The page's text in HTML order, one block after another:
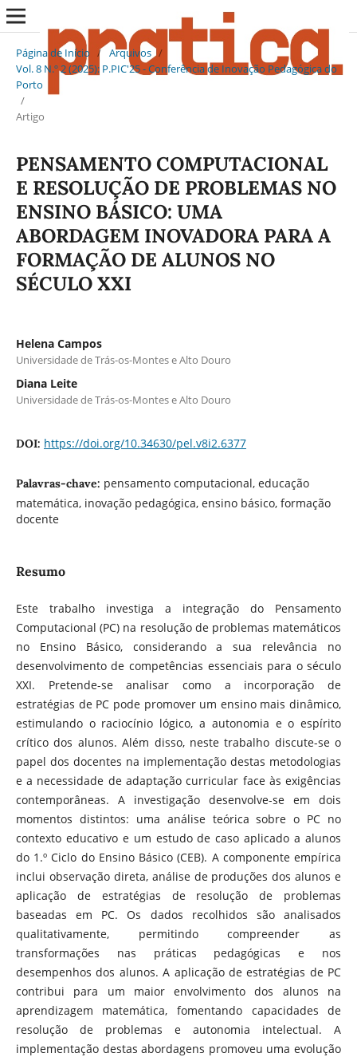
Página de Início / Arquivos /
Vol. 8 N.º 2 (2025): P.PIC'25 - Conferência de Inovação Pedagógica do
Porto
/
Artigo
PENSAMENTO COMPUTACIONAL
E RESOLUÇÃO DE PROBLEMAS NO
ENSINO BÁSICO: UMA
ABORDAGEM INOVADORA PARA A
FORMAÇÃO DE ALUNOS NO
SÉCULO XXI
Helena Campos
Universidade de Trás-os-Montes e Alto Douro
Diana Leite
Universidade de Trás-os-Montes e Alto Douro
DOI: https://doi.org/10.34630/pel.v8i2.6377
Palavras-chave: pensamento computacional, educação
matemática, inovação pedagógica, ensino básico, formação
docente
Resumo
Este trabalho investiga a integração do Pensamento
Computacional (PC) na resolução de problemas matemáticos
no Ensino Básico, considerando a sua relevância no
desenvolvimento de competências essenciais para o século
XXI. Pretende-se analisar como a incorporação de
estratégias de PC pode promover um ensino mais dinâmico,
estimulando o raciocínio lógico, a autonomia e o espírito
crítico dos alunos. Além disso, neste trabalho discute-se o
papel dos docentes na implementação destas metodologias
e a necessidade de adaptação curricular face às exigências
contemporâneas. A investigação desenvolve-se em dois
momentos distintos: uma análise teórica sobre o PC no
contexto educativo e um estudo de caso aplicado a alunos
do 1.º Ciclo do Ensino Básico (CEB). A componente empírica
inclui observação direta, análise de produções dos alunos e
aplicação de estratégias de resolução de problemas
baseadas em PC. Os dados recolhidos são analisados
qualitativamente, permitindo compreender as
transformações nas práticas pedagógicas e nos
desempenhos dos alunos. A aplicação de estratégias de PC
contribui para um maior envolvimento dos alunos na
aprendizagem matemática, fomentando capacidades de
resolução de problemas e autonomia intelectual. A
implementação destas abordagens promoveu uma evolução